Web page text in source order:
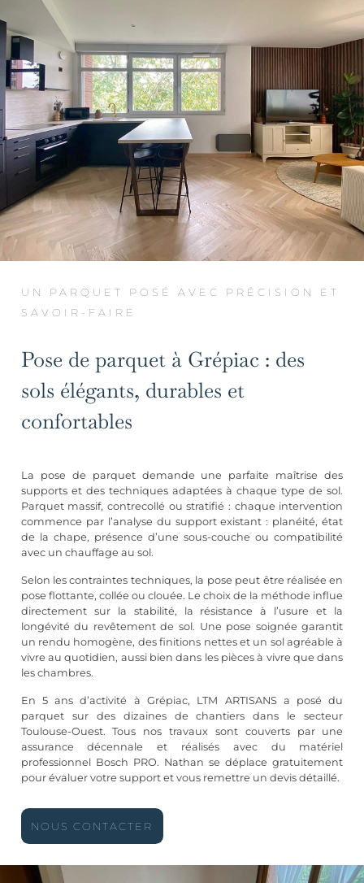
UN PARQUET POSÉ AVEC PRÉCISION ET
SAVOIR-FAIRE
Pose de parquet à Grépiac : des
sols élégants, durables et
confortables
La pose de parquet demande une parfaite maîtrise des
supports et des techniques adaptées à chaque type de sol.
Parquet massif, contrecollé ou stratifié : chaque intervention
commence par l’analyse du support existant : planéité, état
de la chape, présence d’une sous-couche ou compatibilité
avec un chauffage au sol.
Selon les contraintes techniques, la pose peut être réalisée en
pose flottante, collée ou clouée. Le choix de la méthode influe
directement sur la stabilité, la résistance à l’usure et la
longévité du revêtement de sol. Une pose soignée garantit
un rendu homogène, des finitions nettes et un sol agréable à
vivre au quotidien, aussi bien dans les pièces à vivre que dans
les chambres.
En 5 ans d’activité à Grépiac, LTM ARTISANS a posé du
parquet sur des dizaines de chantiers dans le secteur
Toulouse-Ouest. Tous nos travaux sont couverts par une
assurance décennale et réalisés avec du matériel
professionnel Bosch PRO. Nathan se déplace gratuitement
pour évaluer votre support et vous remettre un devis détaillé.
NOUS CONTACTER